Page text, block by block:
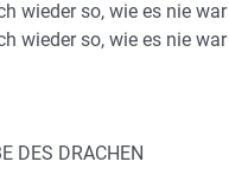
wieder so, wie es nie war
wieder so, wie es nie war
DES DRACHEN